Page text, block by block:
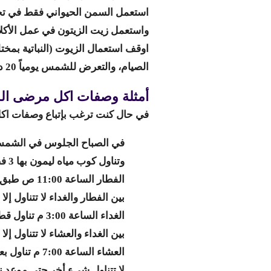
استعمل السمن الحيواني فقط في
واستعمل زيت الزيتون في عمل
اوقف استعمال الزيوت (النباتية
الصيام، والتعرض للشمس يومياً 20 دقيقة، وطلب المساعدة ممن هم أهل لذلك لدعمك في
أمثلة وصفات اكل مرضى
في حال كنت ترغب بإتباع وصفات
في الصباح الجلوس في الشمس من 8:30 ص حتى 9:00 ص وممارسة تمارين التنفس أو
وتناول كوب مياه ليمون بها 3 فصوص
الفطار الساعة 11:00 ص طبق سلطة مع عدد 4 بيض مسلوق أو مقلى مع بتنجان مشوي أو جبن أو قشطة… .
بين الفطار والغداء لا تتناول
الغداء الساعة 3:00 م تناول قطعة لحم مع طبق سلطة وطبق أخر به مكونات طعام صحي منخفضة الكربوهيدرات.
بين الغداء والعشاء لا تتناول
العشاء الساعة 7:00 م تناول بعض المكسرات بجانب كوب حليب دسم أو الزبادي، أو القشطة، أو الجبن.